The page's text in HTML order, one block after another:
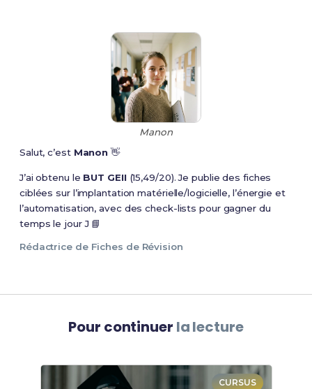
Manon
Salut, c’est Manon 👋
J’ai obtenu le BUT GEII(15,49/20). Je publie des fiches
ciblées sur l’implantation matérielle/logicielle, l’énergie et
l’automatisation, avec des check-lists pour gagner du
temps le jour J 📘
Rédactrice de Fiches de Révision
Pour continuer la lecture
CURSUS